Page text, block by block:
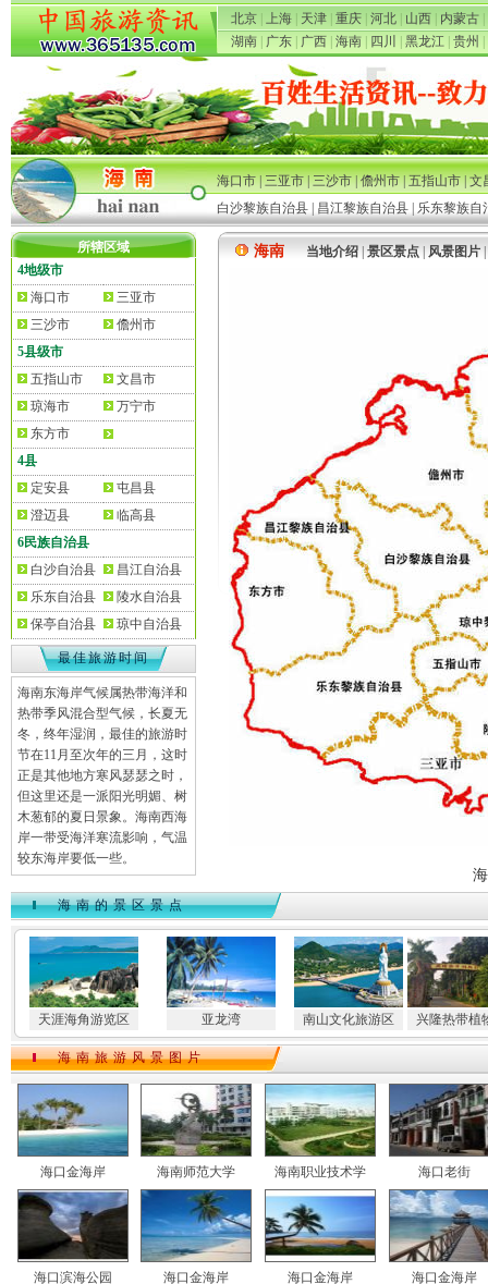
北京 上海 天津 重庆 河北 山西 内蒙古
湖南
广东 广西 海南 四川 黑龙江 贵州
海口市|三亚市|三沙市|儋州市|五指山市|文
白沙黎族自治县
昌江黎族自治县 乐东黎族自
所辖区域
4地级市
海口市
三亚市
三沙市
儋州市
5县级市
五指山市
文昌市
琼海市
万宁市
东方市
4县
定安县
屯昌县
澄迈县
临高县
6民族自治县
白沙自治县
昌江自治县
乐东自治县
陵水自治县
保亭自治县
琼中自治县
最佳旅游时间
海南东海岸气候属热带海洋和
热带季风混合型气候，长夏无
冬，终年湿润，最佳的旅游时
节在11月至次年的三月，这时
正是其他地方寒风瑟瑟之时，
但这里还是一派阳光明媚、树
木葱郁的夏日景象。海南西海
岸一带受海洋寒流影响，气温
较东海岸要低一些。
海南 当地介绍 景区景点 风景图片
海南的景区景点
天涯海角游览区 亚龙湾 南山文化旅游区 兴隆热带植
海南旅游风景图片
海口金海岸 海南师范大学 海南职业技术学 海口老街
海口滨海公园 海口金海岸 海口金海岸 海口金海岸